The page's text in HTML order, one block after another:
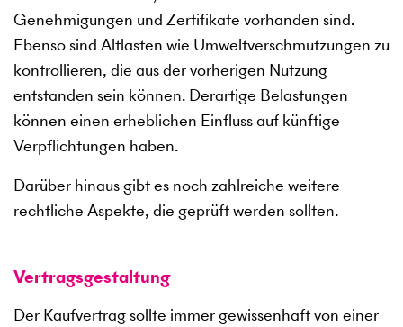
Genehmigungen und Zertifikate vorhanden sind.
Ebenso sind Altlasten wie Umweltverschmutzungen zu
kontrollieren, die aus der vorherigen Nutzung
entstanden sein können. Derartige Belastungen
können einen erheblichen Einfluss auf künftige
Verpflichtungen haben.
Darüber hinaus gibt es noch zahlreiche weitere
rechtliche Aspekte, die geprüft werden sollten.
Vertragsgestaltung
Der Kaufvertrag sollte immer gewissenhaft von einer